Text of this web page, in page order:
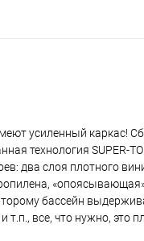
усиленный каркас!
технология SUPER-
два слоя плотного
бассейн
т.п., все, что нужно,